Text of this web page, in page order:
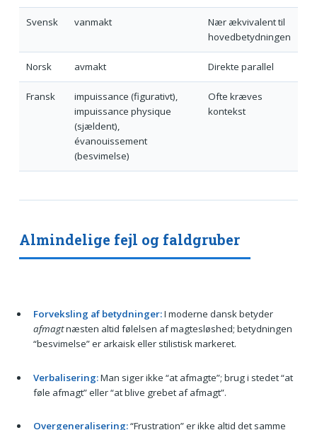
Svensk vanmakt
Nær ækvivalent til
hovedbetydningen
Norsk avmakt Direkte parallel
Fransk
impuissance (figurativt),
impuissance physique
(sjældent),
évanouissement
(besvimelse)
Ofte kræves
kontekst
Almindelige fejl og faldgruber
Forveksling af betydninger:I moderne dansk betyder
afmagtnæsten altid følelsen af magtesløshed; betydningen
“besvimelse” er arkaisk eller stilistisk markeret.
Verbalisering:Man siger ikke “at afmagte”; brug i stedet “at
føle afmagt” eller “at blive grebet af afmagt”.
Overgeneralisering:“Frustration” er ikke altid det samme